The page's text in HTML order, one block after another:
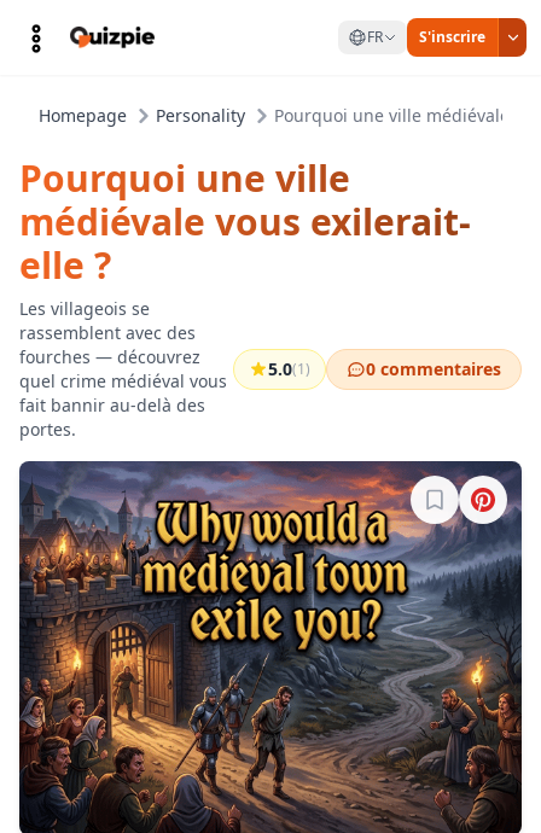
FR S'inscrire
Homepage Personality Pourquoi une ville médiévale
Pourquoi une ville
médiévale vous exilerait-
elle ?
Les villageois se
rassemblent avec des
fourches — découvrez
quel crime médiéval vous
fait bannir au-delà des
portes.
5.0(1) 0 commentaires
Connectez-